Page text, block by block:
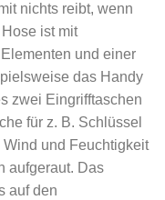
nichts reibt, wenn
ist mit
und einer
das Handy
zwei Eingrifftaschen
für z. B. Schlüssel
und Feuchtigkeit
aufgeraut. Das
auf den